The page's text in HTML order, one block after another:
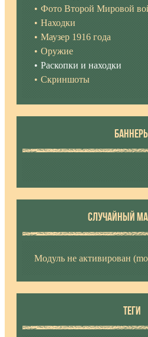
Фото Второй Мировой
Находки
Маузер 1916 года
Оружие
Раскопки и находки
Скриншоты
СЛУЧАЙНЫЙ
Модуль не активирован
ТЕГИ